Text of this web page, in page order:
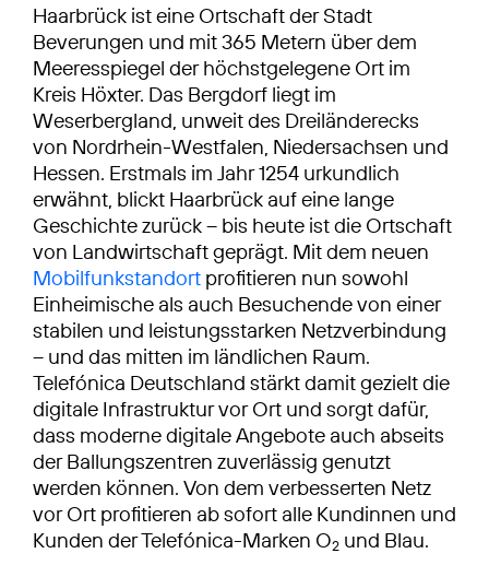
Haarbrück ist eine Ortschaft der Stadt
Beverungen und mit 365 Metern über dem
Meeresspiegel der höchstgelegene Ort im
Kreis Höxter. Das Bergdorf liegt im
Weserbergland, unweit des Dreiländerecks
von Nordrhein-Westfalen, Niedersachsen und
Hessen. Erstmals im Jahr 1254 urkundlich
erwähnt, blickt Haarbrück auf eine lange
Geschichte zurück – bis heute ist die Ortschaft
von Landwirtschaft geprägt. Mit dem neuen
Mobilfunkstandort profitieren nun sowohl
Einheimische als auch Besuchende von einer
stabilen und leistungsstarken Netzverbindung
– und das mitten im ländlichen Raum.
Telefónica Deutschland stärkt damit gezielt die
digitale Infrastruktur vor Ort und sorgt dafür,
dass moderne digitale Angebote auch abseits
der Ballungszentren zuverlässig genutzt
werden können. Von dem verbesserten Netz
vor Ort profitieren ab sofort alle Kundinnen und
Kunden der Telefónica-Marken O2 und Blau.